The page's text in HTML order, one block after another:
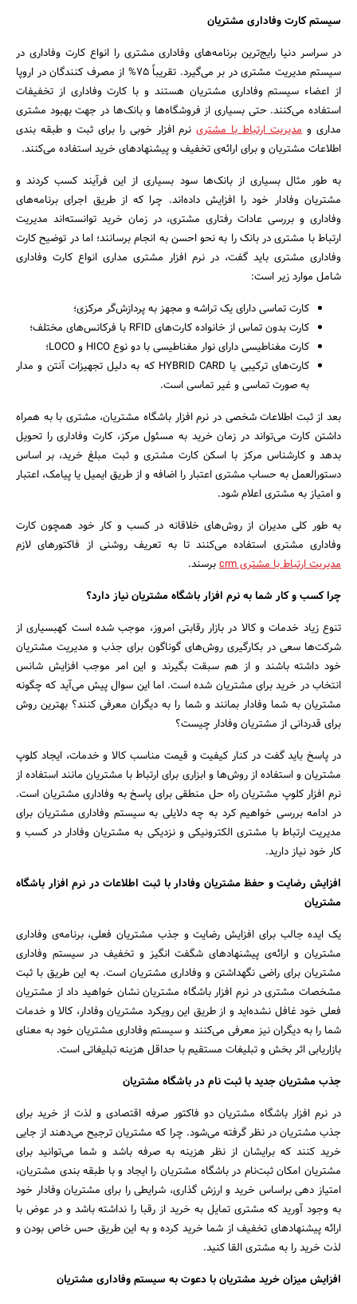
سیستم کارت وفاداری مشتریان
در سراسر دنیا رایج‌ترین برنامه‌های وفاداری مشتری را انواع کارت وفاداری در
سیستم مدیریت مشتری در بر می‌گیرد. تقریباً 75% از مصرف کنندگان در اروپا
از اعضاء سیستم وفاداری مشتریان هستند و با کارت وفاداری از تخفیفات
استفاده می‌کنند. حتی بسیاری از فروشگاه‌ها و بانک‌ها در جهت بهبود مشتری
مداری ومدیریت ارتباط با مشترینرم افزار خوبی را برای ثبت و طبقه بندی
اطلاعات مشتریان و برای ارائه‌ی تخفیف و پیشنهادهای خرید استفاده می‌کنند.
به طور مثال بسیاری از بانک‌ها سود بسیاری از این فرآیند کسب کردند و
مشتریان وفادار خود را افزایش داده‌اند. چرا که از طریق اجرای برنامه‌های
وفاداری و بررسی عادات رفتاری مشتری، در زمان خرید توانسته‌اند مدیریت
ارتباط با مشتری در بانک را به نحو احسن به انجام برسانند؛ اما در توضیح کارت
وفاداری مشتری باید گفت، در نرم افزار مشتری مداری انواع کارت وفاداری
شامل موارد زیر است:
کارت تماسی دارای یک تراشه و مجهز به پردازش‌گر مرکزی؛
کارت بدون تماس از خانواده کارت‌های RFID با فرکانس‌های مختلف؛
کارت مغناطیسی دارای نوار مغناطیسی با دو نوع HICO و LOCO؛
کارت‌های ترکیبی یا HYBRID CARD که به دلیل تجهیزات آنتن و مدار
به صورت تماسی و غیر تماسی است.
بعد از ثبت اطلاعات شخصی در نرم افزار باشگاه مشتریان، مشتری با به همراه
داشتن کارت می‌تواند در زمان خرید به مسئول مرکز، کارت وفاداری را تحویل
بدهد و کارشناس مرکز با اسکن کارت مشتری و ثبت مبلغ خرید، بر اساس
دستورالعمل به حساب مشتری اعتبار را اضافه و از طریق ایمیل یا پیامک، اعتبار
و امتیاز به مشتری اعلام شود.
به طور کلی مدیران از روش‌های خلاقانه در کسب و کار خود همچون کارت
وفاداری مشتری استفاده می‌کنند تا به تعریف روشنی از فاکتورهای لازم
مدیریت ارتباط با مشتری crm
برسند.
چرا کسب و کار شما به نرم افزار باشگاه مشتریان نیاز دارد؟
تنوع زیاد خدمات و کالا در بازار رقابتی امروز، موجب شده است کهبسیاری از
شرکت‌ها سعی در بکارگیری روش‌های گوناگون برای جذب و مدیریت مشتریان
خود داشته باشند و از هم سبقت بگیرند و این امر موجب افزایش شانس
انتخاب در خرید برای مشتریان شده است. اما این سوال پیش می‌آید که چگونه
مشتریان به شما وفادار بمانند و شما را به دیگران معرفی کنند؟ بهترین روش
برای قدردانی از مشتریان وفادار چیست؟
در پاسخ باید گفت در کنار کیفیت و قیمت مناسب کالا و خدمات، ایجاد کلوپ
مشتریان و استفاده از روش‌ها و ابزاری برای ارتباط با مشتریان مانند استفاده از
نرم افزار کلوپ مشتریان راه حل منطقی برای پاسخ به وفاداری مشتریان است.
در ادامه بررسی خواهیم کرد به چه دلایلی به سیستم وفاداری مشتریان برای
مدیریت ارتباط با مشتری الکترونیکی و نزدیکی به مشتریان وفادار در کسب و
کار خود نیاز دارید.
افزایش رضایت و حفظ مشتریان وفادار با ثبت اطلاعات در نرم افزار باشگاه
مشتریان
یک ایده جالب برای افزایش رضایت و جذب مشتریان فعلی، برنامه‌ی وفاداری
مشتریان و ارائه‌ی پیشنهادهای شگفت انگیز و تخفیف در سیستم وفاداری
مشتریان برای راضی نگهداشتن و وفاداری مشتریان است. به این طریق با ثبت
مشخصات مشتری در نرم افزار باشگاه مشتریان نشان خواهید داد از مشتریان
فعلی خود غافل نشده‌اید و از طریق این رویکرد مشتریان وفادار، کالا و خدمات
شما را به دیگران نیز معرفی می‌کنند و سیستم وفاداری مشتریان خود به معنای
بازاریابی اثر بخش و تبلیغات مستقیم با حداقل هزینه تبلیغاتی است.
جذب مشتریان جدید با ثبت نام در باشگاه مشتریان
در نرم افزار باشگاه مشتریان دو فاکتور صرفه اقتصادی و لذت از خرید برای
جذب مشتریان در نظر گرفته می‌شود. چرا که مشتریان ترجیح می‌دهند از جایی
خرید کنند که برایشان از نظر هزینه به صرفه باشد و شما می‌توانید برای
مشتریان امکان ثبت‌نام در باشگاه مشتریان را ایجاد و با طبقه بندی مشتریان،
امتیاز دهی براساس خرید و ارزش گذاری، شرایطی را برای مشتریان وفادار خود
به وجود آورید که مشتری تمایل به خرید از رقبا را نداشته باشد و در عوض با
ارائه پیشنهادهای تخفیف از شما خرید کرده و به این طریق حس خاص بودن و
لذت خرید را به مشتری القا کنید.
افزایش میزان خرید مشتریان با دعوت به سیستم وفاداری مشتریان